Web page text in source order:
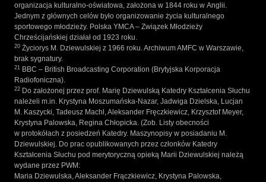
organizacja kulturalno-oświatowa, założona w 1844 roku w Anglii.
Jednym z głównych celów było organizowanie życia kulturalnego
sportowego młodzieży. Polska YMCA – Związek Młodzieży
Chrześcijańskiej działał od 1923 roku.
20 Życiorys M. Dziewulskiej z 1966 roku. Archiwum AMFC w Warszawie,
brak sygnatury.
21
BBC – British Broadcasting Corporation (Brytyjska Korporacja
Radiofoniczna).
22 Do założonej przez prof. Marię Dziewulską Katedry Kształcenia Słuchu
należeli m.in. Krystyna Moszumańska-Nazar, Jadwiga Dzielska, Lucjan
M. Kaszycki, Tadeusz Machl, Aleksander Fręczkiewicz, Krzysztof Meyer,
Krystyna Palowska, Regina Chłopicka. (Zob. Listy obecności
w protokółach z posiedzeń Katedry. Maszynopisy w posiadaniu M.
Dziewulskiej. Do prac opublikowanych przez członków Katedry
Kształcenia Słuchu pod merytoryczną opieką Marii Dziewulskiej należą
wydane przez PWM:
Maria Dziewulska, Aleksander Frączkiewicz, Krystyna Palowska,